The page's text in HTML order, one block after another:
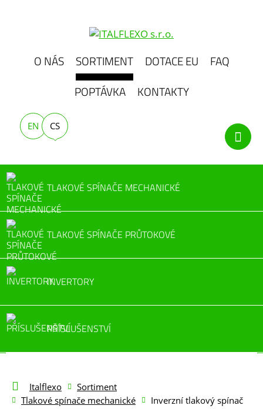
O NÁS SORTIMENT DOTACE EU
FAQ
POPTÁVKA
KONTAKTY
EN CS
TLAKOVÉ SPÍNAČE MECHANICKÉ
TLAKOVÉ SPÍNAČE PRŮTOKOVÉ
INVERTORY
PŘÍSLUŠENSTVÍ
Italflexo
Sortiment
Tlakové spínače mechanické
Inverzní tlakový spínač